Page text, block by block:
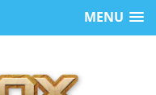
MENU